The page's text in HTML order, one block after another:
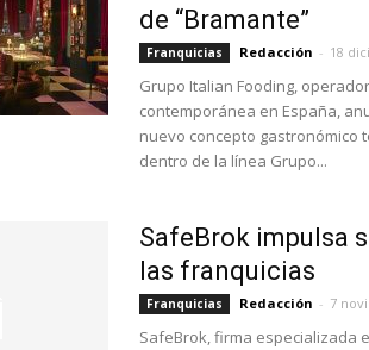
de “Bramante”
Franquicias Redacción - 18
Grupo Italian Fooding,
contemporánea en España,
nuevo concepto gastronómico
dentro de la línea Grupo...
SafeBrok impulsa
las franquicias
Franquicias Redacción - 7
SafeBrok, firma especializada